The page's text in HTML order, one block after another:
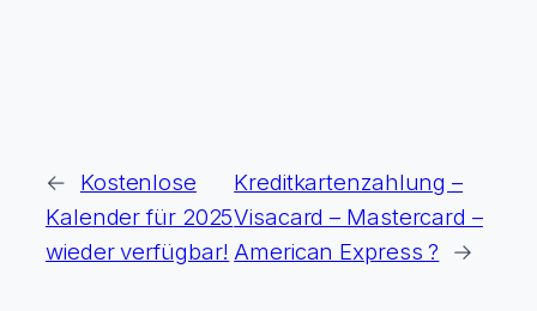
←
Kostenlose
Kalender für 2025
wieder verfügbar!
Kreditkartenzahlung –
Visacard – Mastercard –
American Express ?
→